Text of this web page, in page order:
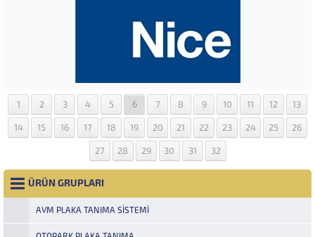
1 2 3 4 5 6 7 8 9 10 11 12 13
14 15 16 17 18 19 20 21 22 23 24 25 26
27 28 29 30 31 32
ÜRÜN GRUPLARI
AVM PLAKA TANIMA SISTEMI